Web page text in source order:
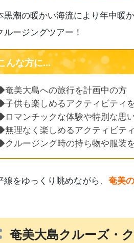
黒潮の暖かい海流により年中暖
ルージングツアー！
んな方に...
美大島への旅行を計画中の方
供も楽しめるアクティビティ
マンチックな体験や特別な思
理なく楽しめるアクティビテ
ルージング時の持ち物や服装
線をゆっくり眺めながら、 奄美
奄美大島クルーズ・